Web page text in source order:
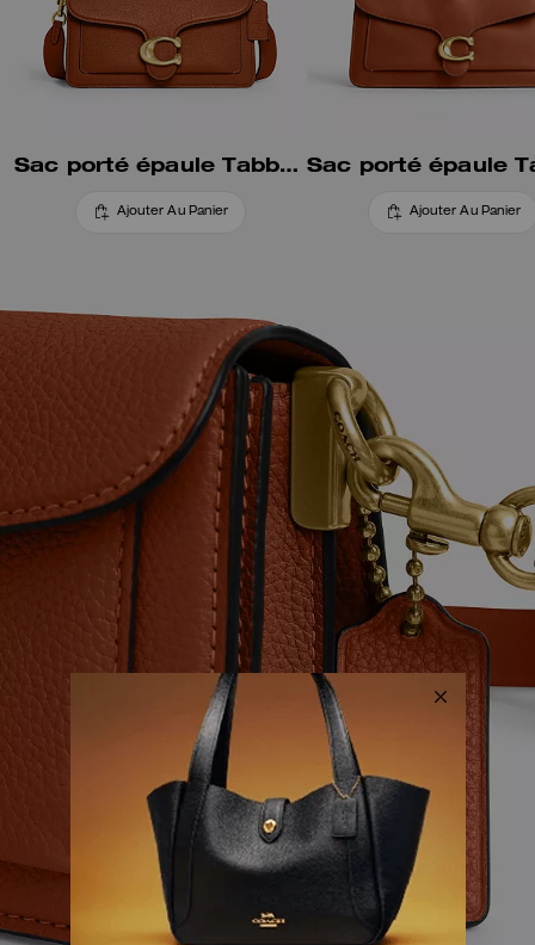
Sac porté épaule Tabby 26 Test
Ajouter Au Panier Ajouter Au Panier